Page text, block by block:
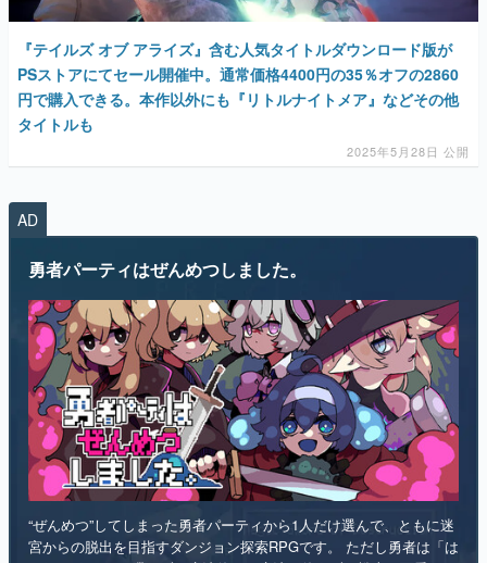
『テイルズ オブ アライズ』含む人気タイトルダウンロード版が
PSストアにてセール開催中。通常価格4400円の35％オフの2860
円で購入できる。本作以外にも『リトルナイトメア』などその他
タイトルも
2025年5月28日 公開
AD
勇者パーティはぜんめつしました。
“ぜんめつ”してしまった勇者パーティから1人だけ選んで、ともに迷
宮からの脱出を目指すダンジョン探索RPGです。 ただし勇者は「は